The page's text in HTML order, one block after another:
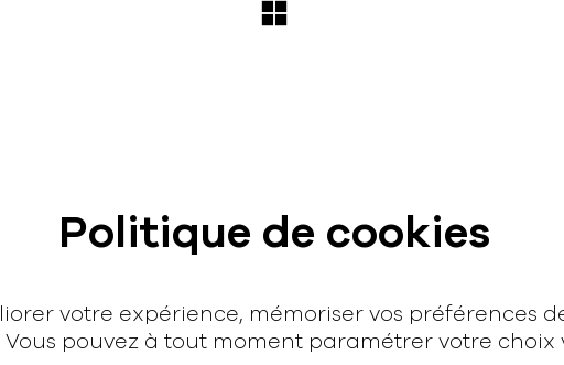
Politique de cookies
votre expérience, mémoriser vos préférences
Vous pouvez à tout moment paramétrer votre
hello@rodmusic.fr
Groover